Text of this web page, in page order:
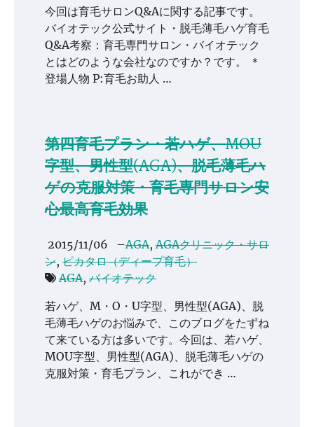
今回は育毛サロンQ&Aに関する記事です。
バイオテック公式サイト・脱毛薄毛ハゲ育毛
Q&A考察：育毛専門サロン・バイオテック
とはどのような会社なのですか？です。 ＊
登場人物 P:育毛お助人 …
第四育毛プラン・若ハゲ、MOU
字型、男性型(AGA)、脱毛薄毛ハ
ゲの克服対策・育毛専門サロン安
心最高育毛効果
2015/11/06 –AGA,AGAクリニック・サロ
ン, ピカタロ（ディープ育毛）
AGA, バイオテック
若ハゲ、M・O・U字型、男性型(AGA)、脱
毛薄毛ハゲのお悩みで、このブログをたずね
て来ている方は多いです。今回は、若ハゲ、
MOU字型、男性型(AGA)、脱毛薄毛ハゲの
克服対策・育毛プラン、これができ …